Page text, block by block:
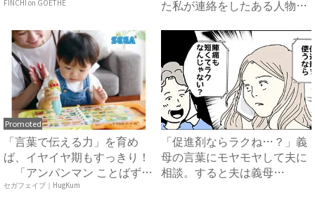
FINCHI on GOETHE
た私が連絡をしたある人物と
Promoted
「言葉で伝える力」を育め
ば、イヤイヤ期もすっきり！
「アンパンマン ことばずか
ん...
セガフェイブ｜HugKum
「促進剤ならラクね…？」義
母の言葉にモヤモヤして夫に
相談。すると夫は義母